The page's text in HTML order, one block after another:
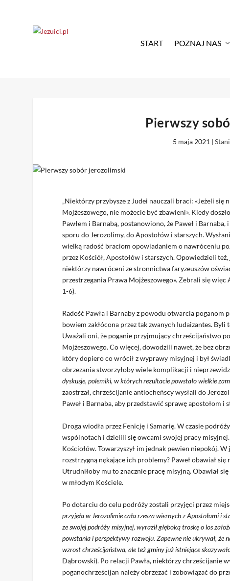
START POZNAJ NAS
Pierwszy
5 maja 2021 |
„Niektórzy przybysze z Judei nauczali braci: «Jeżeli się
Mojżeszowego, nie możecie być zbawieni». Kiedy
Pawłem i Barnabą, postanowiono, że Paweł i
sporu do Jerozolimy, do Apostołów i starszych.
wielką radość braciom opowiadaniem o nawróceniu
przez Kościół, Apostołów i starszych. Opowiedzieli
niektórzy nawróceni ze stronnictwa faryzeuszów
przestrzegania Prawa Mojżeszowego». Zebrali się
1-6).
Radość Pawła i Barnaby z powodu otwarcia poganom
bowiem zakłócona przez tak zwanych Iudaizantes.
Uważali oni, że poganie przyjmujący chrześcijaństwo
Mojżeszowego. Co więcej, dowodzili nawet, że bez
który dopiero co wrócił z wyprawy misyjnej i był
obrzezania stworzyłoby wiele komplikacji i
dyskusje, polemiki, w których rezultacie powstało wielkie
zaostrzał, chrześcijanie antiocheńscy wysłali do
Paweł i Barnaba, aby przedstawić sprawę apostołom i
Droga wiodła przez Fenicję i Samarię. W czasie
wspólnotach i dzielili się owcami swojej pracy
Kościołów. Towarzyszył im jednak pewien niepokój.
rozstrzygną nękające ich problemy? Paweł obawiał
Utrudniłoby mu to znacznie pracę misyjną. Obawiał
w młodym Kościele.
Po dotarciu do celu podróży zostali przyjęci przez
przyjęła w Jerozolimie cała rzesza wiernych z Apostołami i
ze swojej podróży misyjnej, wyraził głęboką troskę o los
powstania i perspektywy rozwoju. Zapewne nie ukrywał, że
wzrost chrześcijaństwa, ale też gminy już istniejące
Dąbrowski). Po relacji Pawła, niektórzy chrześcijanie
poganochrześcijan należy obrzezać i zobowiązać do